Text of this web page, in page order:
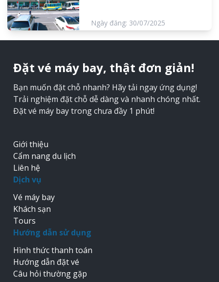
Ngày đăng: 30/07/2025
Đặt vé máy bay, thật đơn giản!
Bạn muốn đặt chỗ nhanh? Hãy tải ngay ứng dụng!
Trải nghiệm đặt chỗ dễ dàng và nhanh chóng nhất.
Đặt vé máy bay trong chưa đầy 1 phút!
Giới thiệu
Cẩm nang du lịch
Liên hệ
Dịch vụ
Vé máy bay
Khách sạn
Tours
Hướng dẫn sử dụng
Hình thức thanh toán
Hướng dẫn đặt vé
Câu hỏi thường gặp